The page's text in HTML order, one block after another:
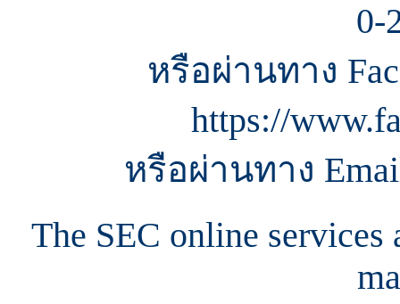
0-
หรือผ่านทาง
https://
หรือผ่านทาง
The SEC online